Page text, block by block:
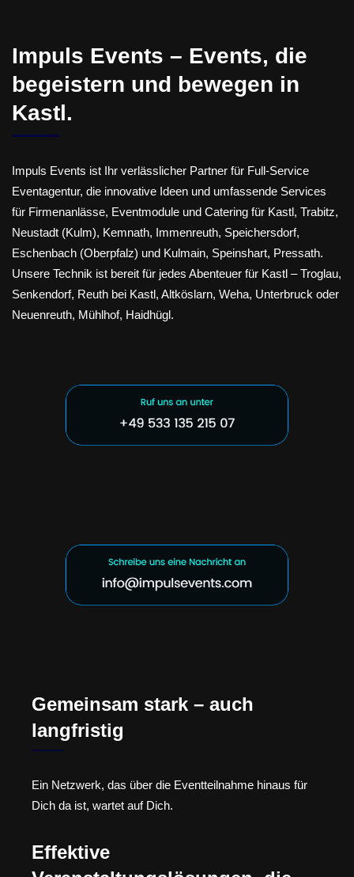
Impuls Events – Events, die
begeistern und bewegen in
Kastl.
Impuls Events ist Ihr verlässlicher Partner für Full-Service
Eventagentur, die innovative Ideen und umfassende Services
für Firmenanlässe, Eventmodule und Catering für Kastl, Trabitz,
Neustadt (Kulm), Kemnath, Immenreuth, Speichersdorf,
Eschenbach (Oberpfalz) und Kulmain, Speinshart, Pressath.
Unsere Technik ist bereit für jedes Abenteuer für Kastl – Troglau,
Senkendorf, Reuth bei Kastl, Altköslarn, Weha, Unterbruck oder
Neuenreuth, Mühlhof, Haidhügl.
Gemeinsam stark – auch
langfristig
Ein Netzwerk, das über die Eventteilnahme hinaus für
Dich da ist, wartet auf Dich.
Effektive